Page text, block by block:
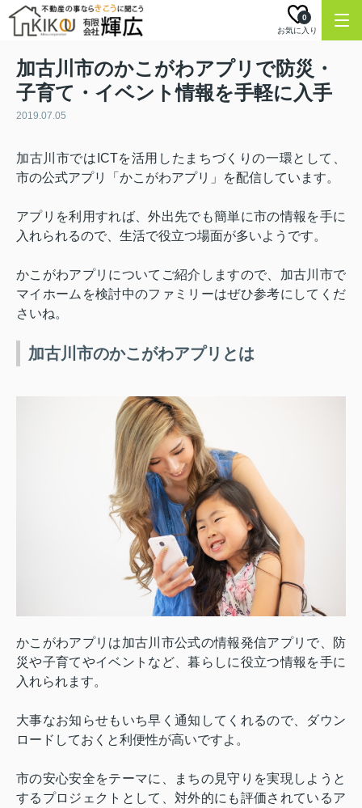
お気に入り
0
加古川市のかこがわアプリで防災・
子育て・イベント情報を手軽に入手
2019.07.05
加古川市では ICTを活用したまちづくりの一環として、
市の公式アプリ「かこがわアプリ」を配信しています。
アプリを利用すれば、外出先でも簡単に市の情報を手に
入れられるので、生活で役立つ場面が多いようです。
かこがわアプリについてご紹介しますので、加古川市で
マイホームを検討中のファミリーはぜひ参考にしてくだ
さいね。
加古川市のかこがわアプリとは
かこがわアプリは加古川市公式の情報発信アプリで、防
災や子育てやイベントなど、暮らしに役立つ情報を手に
入れられます。
大事なお知らせもいち早く通知してくれるので、ダウン
ロードしておくと利便性が高いですよ。
市の安心安全をテーマに、まちの見守りを実現しようと
するプロジェクトとして、対外的にも評価されているア